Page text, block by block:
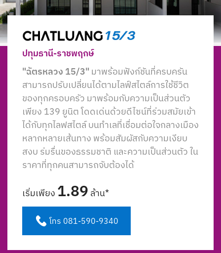
ปทุมธานี-ราชพฤกษ์
"ฉัตรหลวง 15/3" มาพร้อมฟังก์ชันที่ครบครัน
สามารถปรับเปลี่ยนได้ตามไลฟ์สไตล์การใช้ชีวิต
ของทุกครอบครัว มาพร้อมกับความเป็นส่วนตัว
เพียง 139 ยูนิต โดดเด่นด้วยดีไซน์ที่ร่วมสมัยเข้า
ได้กับทุกไลฟสไตล์ บนทำเลที่เชื่อมต่อใจกลางเมือง
หลากหลายเส้นทาง พร้อมสัมผัสกับความเงียบ
สงบ ร่มรื่นของธรรมชาติ และความเป็นส่วนตัว ใน
ราคาที่ทุกคนสามารถจับต้องได้
เริ่มเพียง 1.89 ล้าน*
โทร 081-590-9340